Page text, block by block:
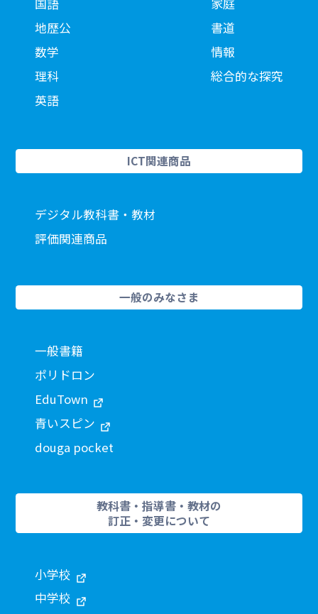
国語
地歴公
数学
理科
英語
家庭
書道
情報
総合的な探究
ICT関連商品
デジタル教科書・教材
評価関連商品
一般のみなさま
一般書籍
ポリドロン
EduTown
青いスピン
douga pocket
教科書・指導書・教材の
訂正・変更について
小学校
中学校